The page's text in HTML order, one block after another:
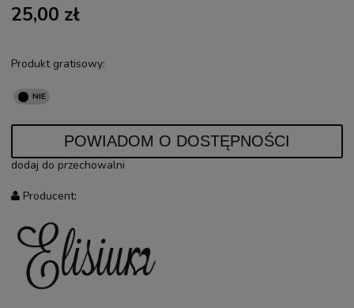
25,00 zł
Produkt gratisowy:
POWIADOM O DOSTĘPNOŚCI
dodaj do przechowalni
Producent: